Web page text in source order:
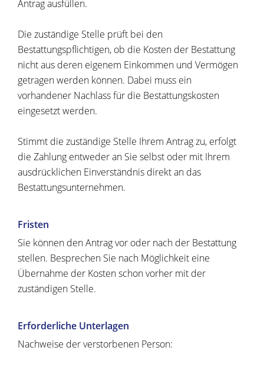
Antrag ausfüllen.
Die zuständige Stelle prüft bei den
Bestattungspflichtigen, ob die Kosten der Bestattung
nicht aus deren eigenem Einkommen und Vermögen
getragen werden können. Dabei muss ein
vorhandener Nachlass für die Bestattungskosten
eingesetzt werden.
Stimmt die zuständige Stelle Ihrem Antrag zu, erfolgt
die Zahlung entweder an Sie selbst oder mit Ihrem
ausdrücklichen Einverständnis direkt an das
Bestattungsunternehmen.
Fristen
Sie können den Antrag vor oder nach der Bestattung
stellen. Besprechen Sie nach Möglichkeit eine
Übernahme der Kosten schon vorher mit der
zuständigen Stelle.
Erforderliche Unterlagen
Nachweise der verstorbenen Person: